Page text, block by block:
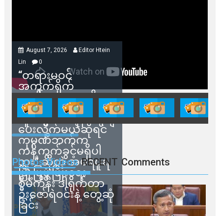
August 7, 2026
Editor Htein
Lin
0
“တရားမဝင်
အကွက်ရိုက်
ရောင်းချမှုတွေကို
သက်ဆိုင်ရာတာဝန်ရှိ
သူတွေက ဂရန်တွေချ
ပေးလိုက်မယ်ဆိုရင်
ကုမ္ပဏီဘက်က
ကန့်ကွက်ခွင့်မရှိပါ
ဘူး” ဆိုတဲ့ အမရပူရ
မြို့ပြဖွံ့ဖြိုးရေး
စီမံကိန်း ဒါရိုက်တာ
ဦးဇော်ရဲဝင်းနဲ့ တွေ့ဆုံ
ခြင်း
Photos Videos RECENT Comments